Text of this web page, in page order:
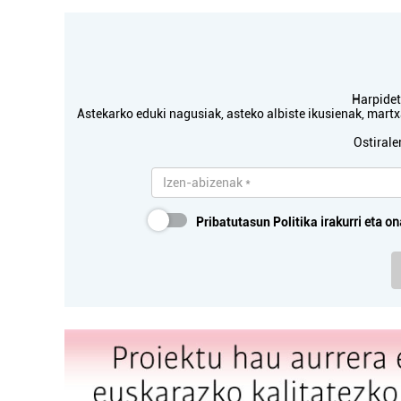
Astekarko eduki nagusiak, asteko albiste ikusienak,
Pribatutasun Politika irakurri eta
Kirol elkarteak